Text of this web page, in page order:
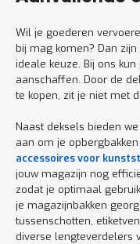
Wil je goederen
bij mag komen? Dan
ideale keuze. Bij ons
aanschaffen. Door de
te kopen, zit je niet met
Naast deksels bieden
aan om je
accessoires voor
jouw magazijn nog
zodat je optimaal
je magazijnbakken
tussenschotten,
diverse lengteverdelers